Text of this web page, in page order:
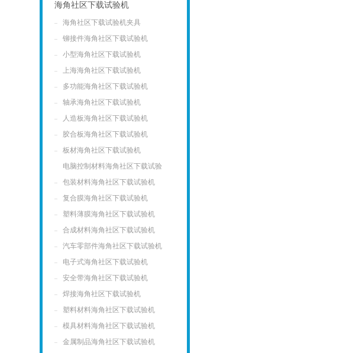
海角社区下载试验机
海角社区下载试验机夹具
铆接件海角社区下载试验机
小型海角社区下载试验机
上海海角社区下载试验机
多功能海角社区下载试验机
轴承海角社区下载试验机
人造板海角社区下载试验机
胶合板海角社区下载试验机
板材海角社区下载试验机
电脑控制材料海角社区下载试验
机
包装材料海角社区下载试验机
复合膜海角社区下载试验机
塑料薄膜海角社区下载试验机
合成材料海角社区下载试验机
汽车零部件海角社区下载试验机
电子式海角社区下载试验机
安全带海角社区下载试验机
焊接海角社区下载试验机
塑料材料海角社区下载试验机
模具材料海角社区下载试验机
金属制品海角社区下载试验机